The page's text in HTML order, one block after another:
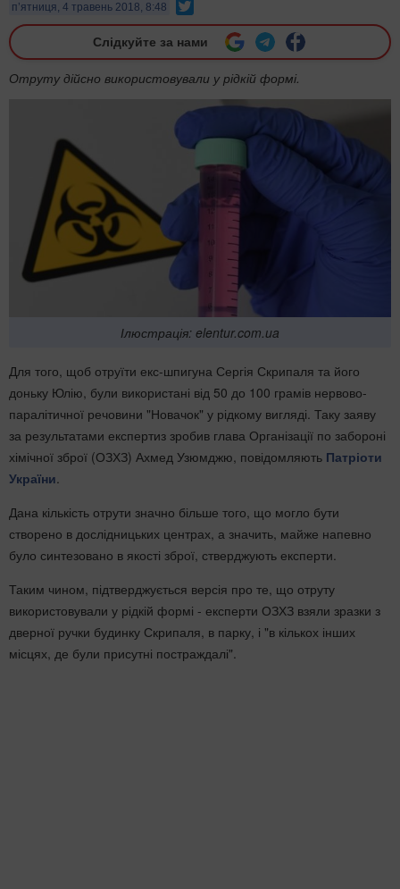
п’ятниця, 4 травень 2018, 8:48
Слідкуйте за нами
Отруту дійсно використовували у рідкій формі.
Ілюстрація: elentur.com.ua
Для того, щоб отруїти екс-шпигуна Сергія Скрипаля та його
доньку Юлію, були використані від 50 до 100 грамів нервово-
паралітичної речовини "Новачок" у рідкому вигляді. Таку заяву
за результатами експертиз зробив глава Організації по забороні
хімічної зброї (ОЗХЗ) Ахмед Узюмджю, повідомляють Патріоти
України
Дана кількість отрути значно більше того, що могло бути
створено в дослідницьких центрах, а значить, майже напевно
було синтезовано в якості зброї, стверджують експерти.
Таким чином, підтверджується версія про те, що отруту
використовували у рідкій формі - експерти ОЗХЗ взяли зразки з
дверної ручки будинку Скрипаля, в парку, і "в кількох інших
місцях, де були присутні постраждалі".